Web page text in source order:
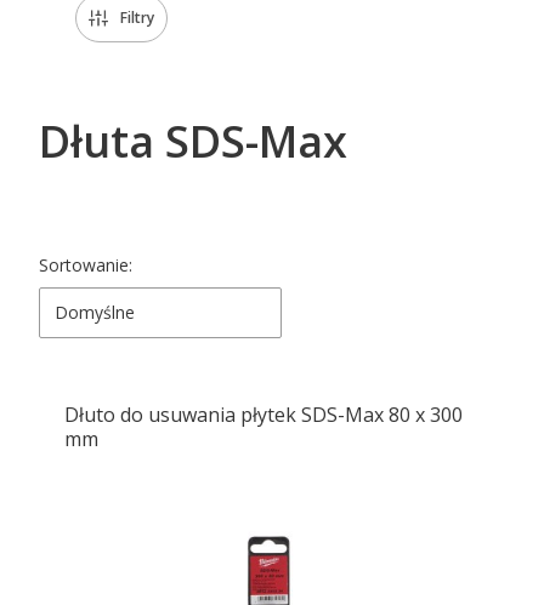
Filtry
Dłuta SDS-Max
Lista produktów
Sortowanie:
Domyślne
Dłuto do usuwania płytek SDS-Max 80 x 300
mm